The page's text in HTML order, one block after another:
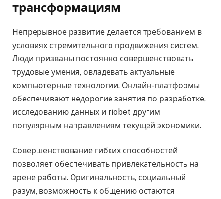
трансформациям
Непрерывное развитие делается требованием в
условиях стремительного продвижения систем.
Люди призваны постоянно совершенствовать
трудовые умения, овладевать актуальные
компьютерные технологии. Онлайн-платформы
обеспечивают недорогие занятия по разработке,
исследованию данных и riobet другим
популярным направлениям текущей экономики.
Совершенствование гибких способностей
позволяет обеспечивать привлекательность на
арене работы. Оригинальность, социальный
разум, возможность к общению остаются